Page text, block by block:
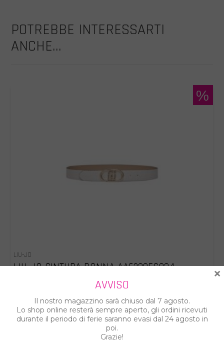
POTREBBE INTERESSARTI
ANCHE...
LIU-JO
LIU-JO CINTURA DONNA AA6238ES034
%
%
AVVISO
Il nostro magazzino sarà chiuso dal 7 agosto.
Lo shop online resterà sempre aperto, gli ordini ricevuti
durante il periodo di ferie saranno evasi dal 24 agosto in
poi.
Grazie!
×